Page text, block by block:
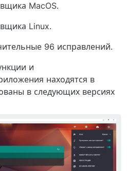
MacOS.
Linux.
96 исправлений.
и
находятся в
в следующих версиях